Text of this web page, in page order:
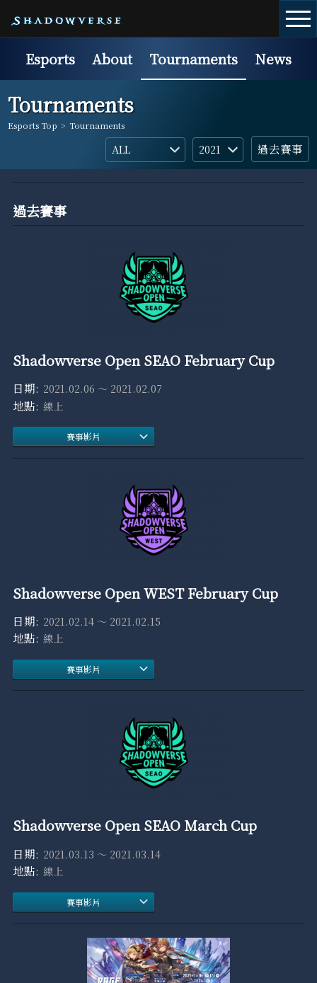
Esports About Tournaments News
Tournaments
Esports Top > Tournaments
過去賽事
過去賽事
Shadowverse Open SEAO February Cup
2021.02.06 ～ 2021.02.07
線上
賽事影片
Shadowverse Open WEST February Cup
2021.02.14 ～ 2021.02.15
線上
賽事影片
Shadowverse Open SEAO March Cup
2021.03.13 ～ 2021.03.14
線上
賽事影片